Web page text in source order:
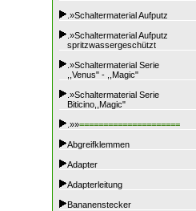
.»Schaltermaterial Aufputz
.»Schaltermaterial Aufputz
spritzwassergeschützt
.»Schaltermaterial Serie
,,Venus" - ,,Magic"
.»Schaltermaterial Serie
Biticino,,Magic"
.»»=====================
Abgreifklemmen
Adapter
Adapterleitung
Bananenstecker